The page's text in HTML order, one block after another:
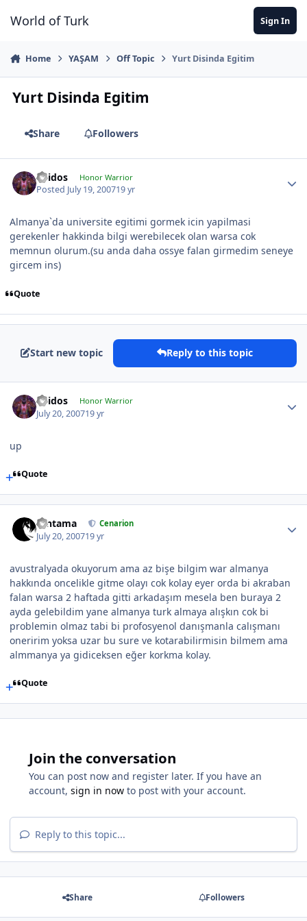
World of Turk Sign In
Home YAŞAM Off Topic Yurt Disinda Egitim
Yurt Disinda Egitim
Share Followers
Thidos Honor Warrior
Posted July 19, 200719 yr
Almanya`da universite egitimi gormek icin yapilmasi
gerekenler hakkinda bilgi werebilecek olan warsa cok
memnun olurum.(su anda daha ossye falan girmedim seneye
gircem ins)
Quote
Start new topic Reply to this topic
Thidos Honor Warrior
July 20, 200719 yr
up
Quote
Gintama Cenarion
July 20, 200719 yr
avustralyada okuyorum ama az bişe bilgim war almanya
hakkında oncelikle gitme olayı cok kolay eyer orda bi akraban
falan warsa 2 haftada gitti arkadaşım mesela ben buraya 2
ayda gelebildim yane almanya turk almaya alışkın cok bi
problemin olmaz tabi bi profosyenol danışmanla calışmanı
oneririm yoksa uzar bu sure ve kotarabilirmisin bilmem ama
almmanya ya gidiceksen eğer korkma kolay.
Quote
Join the conversation
You can post now and register later. If you have an
account, sign in now to post with your account.
Reply to this topic...
Share Followers